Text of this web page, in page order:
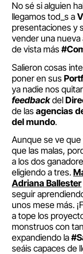
No sé si alguien
llegamos tod_s a
presentaciones y
vender una
de vista más
Salieron cosas
poner en sus
ya nadie nos
feedbackdel
de las agencias
del mundo.
Aunque se ve
que las malas,
a los dos
eligiendo a tres.
Adriana Ballester
seguir
unos mese más.
a tope los
monstruos con
expandiendo la
seáis capaces de